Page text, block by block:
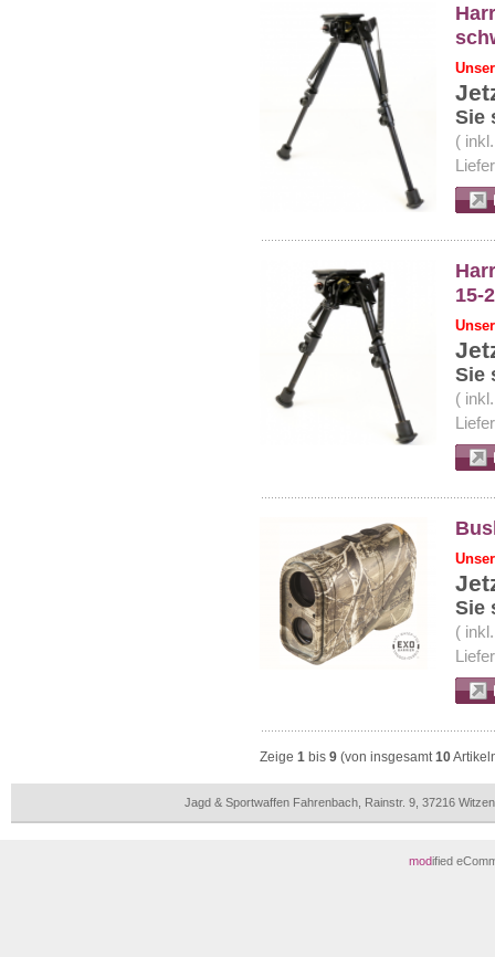
Sie
(
15-
Sie
(
Sie
(
Zeige 1 bis 9 (von insgesamt10
Jagd & Sportwaffen Fahrenbach, Rainstr. 9, 37216
modified